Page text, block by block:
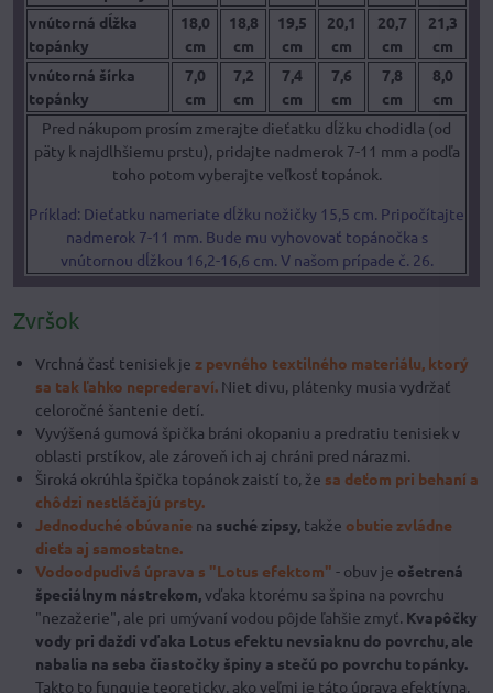
vnútorná dĺžka
topánky
18,0
cm
18,8
cm
19,5
cm
20,1
cm
20,7
cm
21,3
cm
vnútorná šírka
topánky
7,0
cm
7,2
cm
7,4
cm
7,6
cm
7,8
cm
8,0
cm
Pred nákupom prosím zmerajte dieťatku dĺžku chodidla (od
päty k najdlhšiemu prstu), pridajte nadmerok 7-11 mm a podľa
toho potom vyberajte veľkosť topánok.
Príklad: Dieťatku nameriate dĺžku nožičky 15,5 cm. Pripočítajte
nadmerok 7-11 mm. Bude mu vyhovovať topánočka s
vnútornou dĺžkou 16,2-16,6 cm. V našom prípade č. 26.
Zvršok
Vrchná časť tenisiek je z pevného textilného materiálu, ktorý
sa tak ľahko neprederaví. Niet divu, plátenky musia vydržať
celoročné šantenie detí.
Vyvýšená gumová špička bráni okopaniu a predratiu tenisiek v
oblasti prstíkov, ale zároveň ich aj chráni pred nárazmi.
Široká okrúhla špička topánok zaistí to, že sa deťom pri behaní a
chôdzi nestláčajú prsty.
Jednoduché obúvanie na suché zipsy, takže obutie zvládne
dieťa aj samostatne.
Vodoodpudivá úprava s "Lotus efektom" - obuv je ošetrená
špeciálnym nástrekom,vďaka ktorému sa špina na povrchu
"nezažerie", ale pri umývaní vodou pôjde ľahšie zmyť. Kvapôčky
vody pri daždi vďaka Lotus efektu nevsiaknu do povrchu, ale
nabalia na seba čiastočky špiny a stečú po povrchu topánky.
Takto to funguje teoreticky, ako veľmi je táto úprava efektívna,